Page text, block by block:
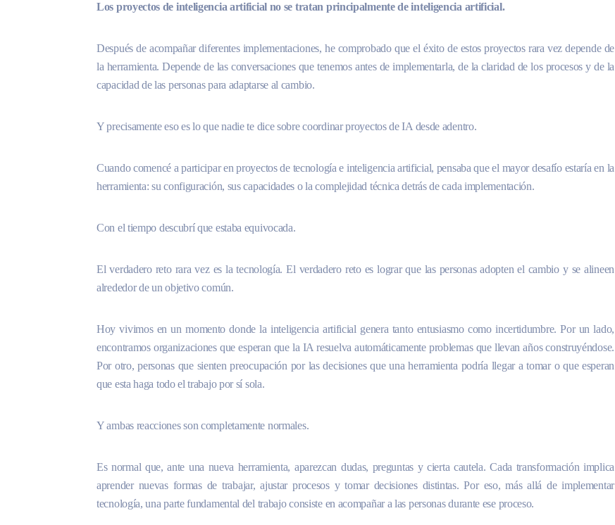
Los proyectos de inteligencia artificial no se tratan principalmente de inteligencia artificial.
Después de acompañar diferentes implementaciones, he comprobado que el éxito de estos proyectos rara vez depende de
la herramienta. Depende de las conversaciones que tenemos antes de implementarla, de la claridad de los procesos y de la
capacidad de las personas para adaptarse al cambio.
Y precisamente eso es lo que nadie te dice sobre coordinar proyectos de IA desde adentro.
Cuando comencé a participar en proyectos de tecnología e inteligencia artificial, pensaba que el mayor desafío estaría en la
herramienta: su configuración, sus capacidades o la complejidad técnica detrás de cada implementación.
Con el tiempo descubrí que estaba equivocada.
El verdadero reto rara vez es la tecnología. El verdadero reto es lograr que las personas adopten el cambio y se alineen
alrededor de un objetivo común.
Hoy vivimos en un momento donde la inteligencia artificial genera tanto entusiasmo como incertidumbre. Por un lado,
encontramos organizaciones que esperan que la IA resuelva automáticamente problemas que llevan años construyéndose.
Por otro, personas que sienten preocupación por las decisiones que una herramienta podría llegar a tomar o que esperan
que esta haga todo el trabajo por sí sola.
Y ambas reacciones son completamente normales.
Es normal que, ante una nueva herramienta, aparezcan dudas, preguntas y cierta cautela. Cada transformación implica
aprender nuevas formas de trabajar, ajustar procesos y tomar decisiones distintas. Por eso, más allá de implementar
tecnología, una parte fundamental del trabajo consiste en acompañar a las personas durante ese proceso.